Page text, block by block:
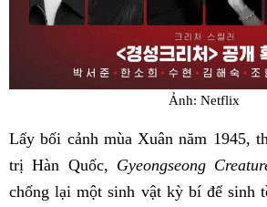
Ảnh: Netflix
Lấy bối cảnh mùa Xuân năm 1945,
trị Hàn Quốc, Gyeongseong
chống lại một sinh vật kỳ bí để sinh